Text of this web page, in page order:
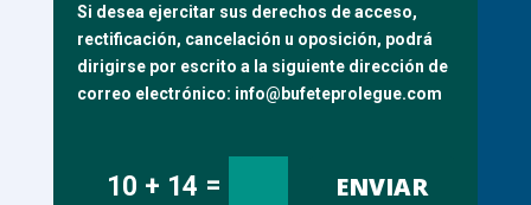
Si desea ejercitar sus derechos de acceso,
rectificación, cancelación u oposición, podrá
dirigirse por escrito a la siguiente dirección de
correo electrónico: info@bufeteprolegue.com
10 + 14 = ENVIAR